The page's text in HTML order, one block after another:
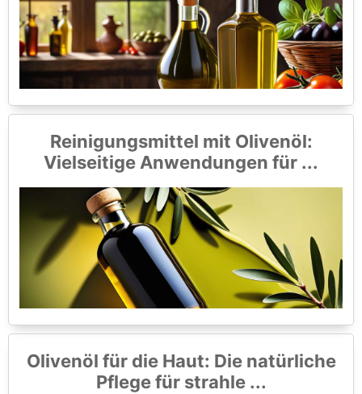
Reinigungsmittel mit Olivenöl:
Vielseitige Anwendungen für ...
Olivenöl für die Haut: Die natürliche
Pflege für strahle ...